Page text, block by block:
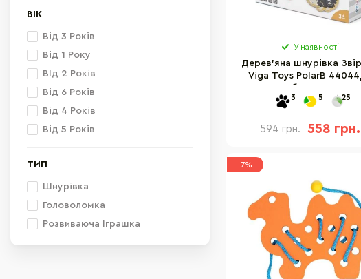
ВІК
Від 3 Років
Від 1 Року
ВІд 2 Років
Від 6 Років
Від 4 Років
Від 5 Років
ТИП
Шнурівка
Головоломка
Розвиваюча Іграшка
У наявності
Дерев'яна шнурівка
Viga Toys PolarB
3 5 25
594 грн. 558 грн.
-7%